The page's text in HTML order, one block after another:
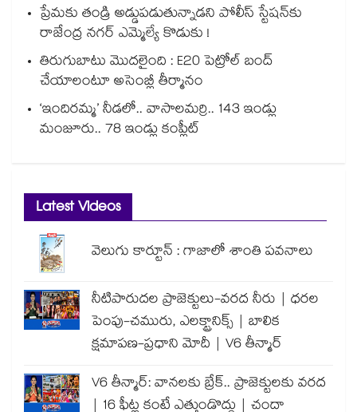
ప్రేమకు తండ్రి అడ్డుపడుతున్నాడని పోలీస్ స్టేషన్⁪కు
రాజేంద్ర నగర్ ఎమ్మెల్యే కొడుకు !
తిరుగుబాటు మొదలైంది : E20 పెట్రోల్ బంద్
చేయాలంటూ అసెంబ్లీ తీర్మానం
‘ఇందిరమ్మ’ నీడలో.. వాసాలమర్రి.. 143 ఇండ్లు
మంజూరు.. 78 ఇండ్లు కంప్లీట్
Latest Videos
వెలుగు కార్టూన్ : గాజాలో శాంతి పవనాలు
నీటిపారుదల ప్రాజెక్టులు-వరద నీరు | ధరల
పెంపు-చమురు, ఎలక్ట్రానిక్స్ | బాలిక
క్షమాపణ-ప్రధాని మోదీ | V6 తీన్మార్
V6 తీన్మార్: వానలకు బ్రేక్.. ప్రాజెక్టులకు వరద
| 16 ఫీట్ల కంటే ఎత్తుండొద్దు | చందా